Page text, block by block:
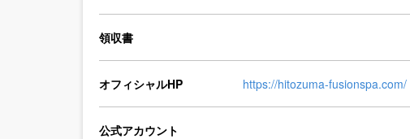
領収書
オフィシャルHP https://hitozuma-fusionspa.com/
公式アカウント